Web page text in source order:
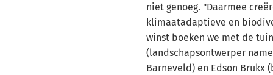
niet genoeg. "Daarmee
klimaatadaptieve en
winst boeken we met de
(landschapsontwerper
Barneveld) en Edson Brukx